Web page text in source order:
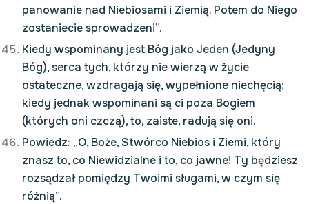
panowanie nad Niebiosami i Ziemią. Potem do Niego
zostaniecie sprowadzeni”.
Kiedy wspominany jest Bóg jako Jeden (Jedyny
Bóg), serca tych, którzy nie wierzą w życie
ostateczne, wzdragają się, wypełnione niechęcią;
kiedy jednak wspominani są ci poza Bogiem
(których oni czczą), to, zaiste, radują się oni.
Powiedz: „O, Boże, Stwórco Niebios i Ziemi, który
znasz to, co Niewidzialne i to, co jawne! Ty będziesz
rozsądzał pomiędzy Twoimi sługami, w czym się
różnią”.